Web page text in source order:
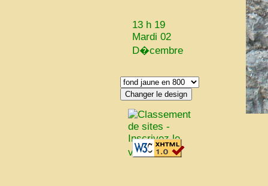
13 h 19
Mardi 02
D�cembre